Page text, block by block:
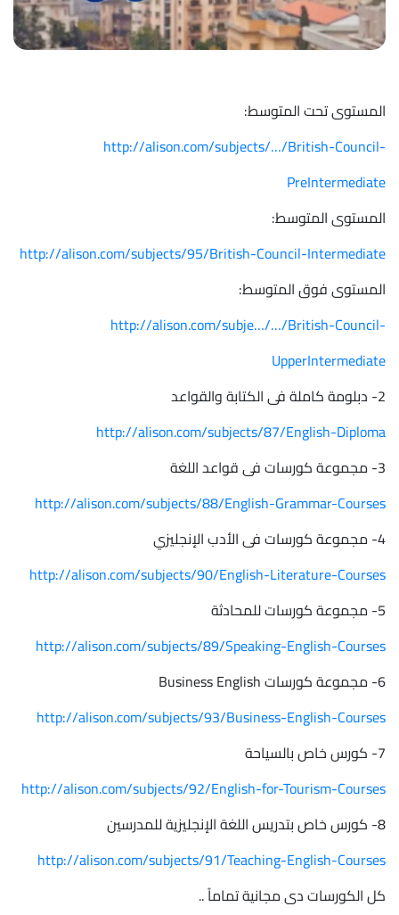
المستوى تحت المتوسط:
http://alison.com/subjects/…/British-Council-
PreIntermediate
المستوى المتوسط:
http://alison.com/subjects/95/British-Council-Intermediate
المستوى فوق المتوسط:
http://alison.com/subje…/…/British-Council-
UpperIntermediate
2- دبلومة كاملة فى الكتابة والقواعد
http://alison.com/subjects/87/English-Diploma
3- مجموعة كورسات فى قواعد اللغة
http://alison.com/subjects/88/English-Grammar-Courses
4- مجموعة كورسات فى الأدب الإنجليزي
http://alison.com/subjects/90/English-Literature-Courses
5- مجموعة كورسات للمحادثة
http://alison.com/subjects/89/Speaking-English-Courses
6- مجموعة كورسات Business English
http://alison.com/subjects/93/Business-English-Courses
7- كورس خاص بالسياحة
http://alison.com/subjects/92/English-for-Tourism-Courses
8- كورس خاص بتدريس اللغة الإنجليزية للمدرسين
http://alison.com/subjects/91/Teaching-English-Courses
كل الكورسات دى مجانية تماماً ..